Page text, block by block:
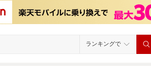
ランキングで